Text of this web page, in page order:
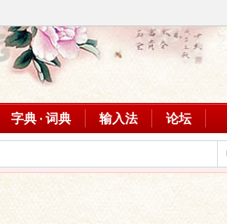
字典 · 词典 输入法 论坛